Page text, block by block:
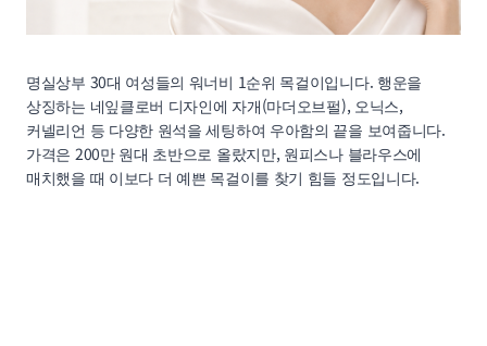
명실상부 30대 여성들의 워너비 1순위 목걸이입니다. 행운을
상징하는 네잎클로버 디자인에 자개(마더오브펄), 오닉스,
커넬리언 등 다양한 원석을 세팅하여 우아함의 끝을 보여줍니다.
가격은 200만 원대 초반으로 올랐지만, 원피스나 블라우스에
매치했을 때 이보다 더 예쁜 목걸이를 찾기 힘들 정도입니다.